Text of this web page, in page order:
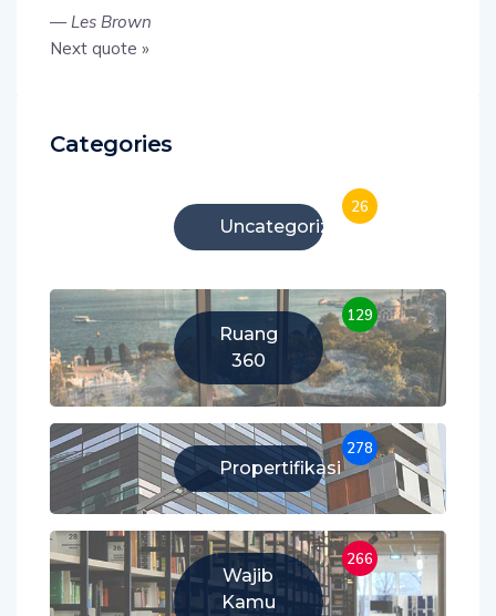
—Les Brown
Next quote »
Categories
Uncategorized
26
Ruang
360
129
Propertifikasi
278
Wajib
Kamu
266